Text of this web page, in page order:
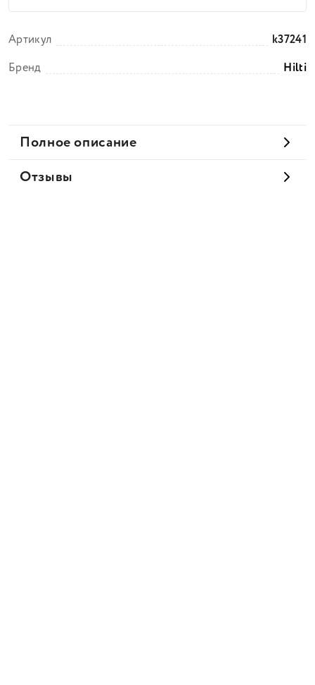
Артикул
k37241
Бренд
Hilti
Полное описание
Отзывы